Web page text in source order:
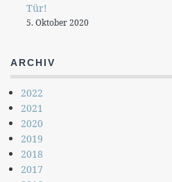
Tür!
5. Oktober 2020
ARCHIV
2022
2021
2020
2019
2018
2017